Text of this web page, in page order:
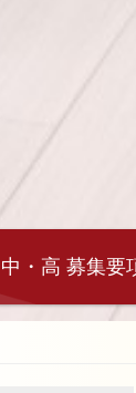
・高 募集要